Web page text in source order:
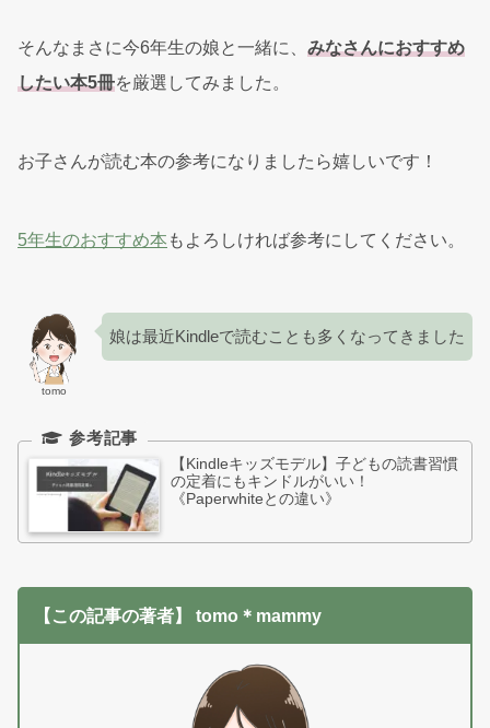
そんなまさに今6年生の娘と一緒に、 みなさんにおすすめ
したい本5冊を厳選してみました。
お子さんが読む本の参考になりましたら嬉しいです！
5年生のおすすめ本 もよろしければ参考にしてください。
tomo
娘は最近Kindleで読むことも多くなってきました
【Kindleキッズモデル】子どもの読書習慣
の定着にもキンドルがいい！
《Paperwhiteとの違い》
【この記事の著者】 tomo＊mammy